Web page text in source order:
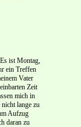
Es ist Montag,
ein Treffen
Vater
Zeit
mich in
lange zu
Aufzug
daran zu